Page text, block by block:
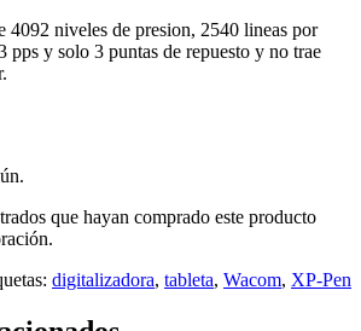
4092 niveles de presion, 2540 lineas por
pps y solo 3 puntas de repuesto y no trae
que hayan comprado este producto
digitalizadora, tableta, Wacom, XP-Pen